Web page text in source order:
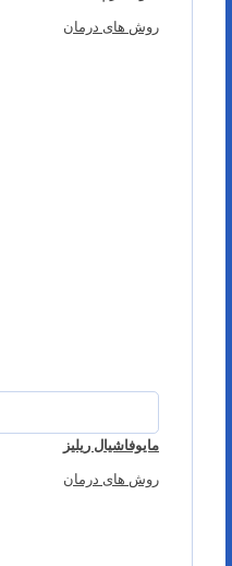
روش های درمان
مایوفاشیال ریلیز
روش های درمان